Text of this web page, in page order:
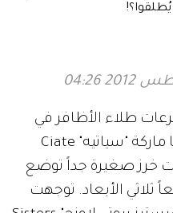
يُطلقوا؟!
طلاء الأظافر في
الوقت الحالي، قامت بابتكارها ماركة "سياتيه" Ciate
خرز صغيرة جداً توضع
ثلاثي الأبعاد. توجهت